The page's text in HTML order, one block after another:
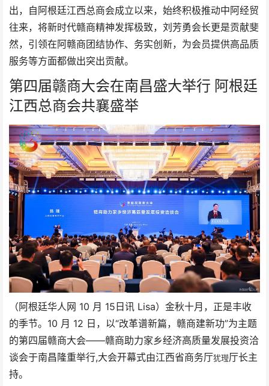
出，
自阿根廷江西总商会成立以来，始终积极推动中阿经贸
往来，将新时代赣商精神发挥极致， 刘芳勇会长更是贡献斐
然， 引领在阿赣商团结协作、务实创新，为会员提供高品质
服务等方面都做出突出贡献。
第四届赣商大会在南昌盛大举行 阿根廷
江西总商会共襄盛举
（阿根廷华人网 10 月 15日讯 Lisa）金秋十月，正是丰收
的季节。10 月 12 日，以“改革谱新篇，赣商建新功”为主题
的第四届赣商大会——赣商助力家乡经济高质量发展投资洽
谈会于南昌隆重举行,大会开幕式由江西省商务厅犹㼆厅长主
持。